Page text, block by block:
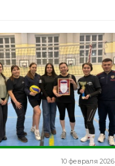
10 февраля 2026